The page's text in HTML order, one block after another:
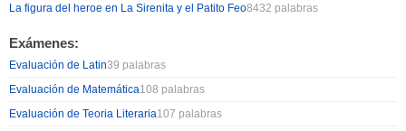
La figura del heroe en La Sirenita y el Patito Feo8432 palabras
Exámenes:
Evaluación de Latin39 palabras
Evaluación de Matemática108 palabras
Evaluación de Teoria Literaria107 palabras